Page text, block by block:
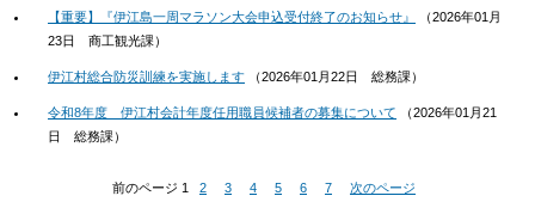
【重要】『伊江島一周マラソン大会申込受付終了のお知らせ』 （2026年01月
23日
商工観光課）
伊江村総合防災訓練を実施します （2026年01月22日 総務課）
令和8年度 伊江村会計年度任用職員候補者の募集について （2026年01月21
日
総務課）
前のページ 1 2 3 4 5 6 7 次のページ